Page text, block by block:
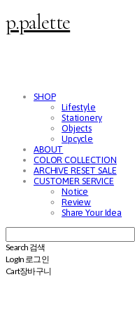
p.palette
SHOP
Lifestyle
Stationery
Objects
Upcycle
ABOUT
COLOR COLLECTION
ARCHIVE RESET SALE
CUSTOMER SERVICE
Notice
Review
Share Your Idea
Search 검색
Log In 로그인
Cart장바구니